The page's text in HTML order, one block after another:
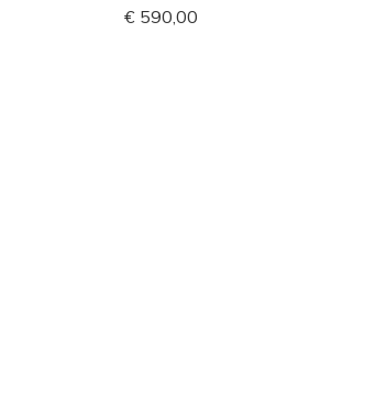
€ 590,00